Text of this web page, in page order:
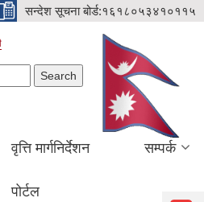
सन्देश सूचना बोर्ड:१६१८०५३४१०११५
वृत्ति मार्गनिर्देशन
पोर्टल
सम्पर्क